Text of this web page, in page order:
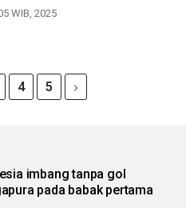
WIB, 2025
4 5
imbang tanpa gol
pada babak pertama